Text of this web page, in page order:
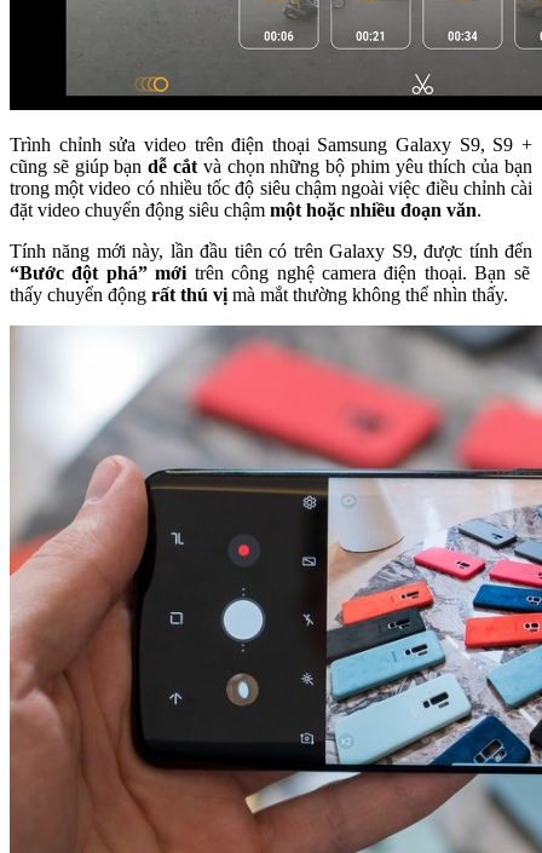
Trình chỉnh sửa video trên điện thoại Samsung Galaxy S9, S9 +
cũng sẽ giúp bạndễ cắt và chọn những bộ phim yêu thích của bạn
trong một video có nhiều tốc độ siêu chậm ngoài việc điều chỉnh cài
đặt video chuyển động siêu chậm một hoặc nhiều đoạn văn.
Tính năng mới này, lần đầu tiên có trên Galaxy S9, được tính đến
“Bước đột phá” mới trên công nghệ camera điện thoại.Bạn sẽ
thấy chuyển động rất thú vị mà mắt thường không thể nhìn thấy.